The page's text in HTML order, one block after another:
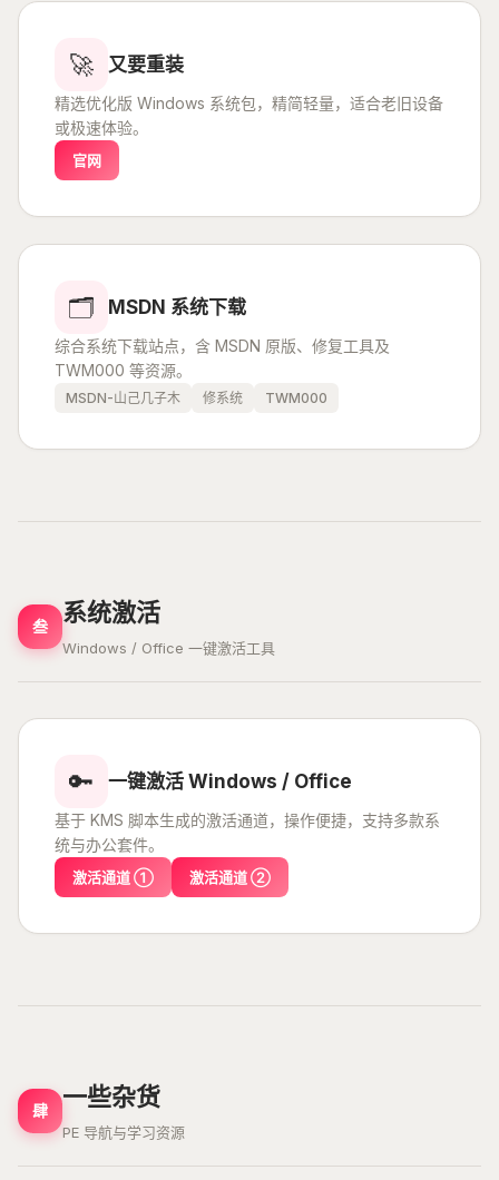
🚀 又要重装
精选优化版 Windows 系统包，精简轻量，适合老旧设备
或极速体验。
官网
🗂️ MSDN 系统下载
综合系统下载站点，含 MSDN 原版、修复工具及
TWM000 等资源。
MSDN-山己几子木 修系统 TWM000
叁 系统激活
Windows / Office 一键激活工具
🔑 一键激活 Windows / Office
基于 KMS 脚本生成的激活通道，操作便捷，支持多款系
统与办公套件。
激活通道 ① 激活通道 ②
肆 一些杂货
PE 导航与学习资源